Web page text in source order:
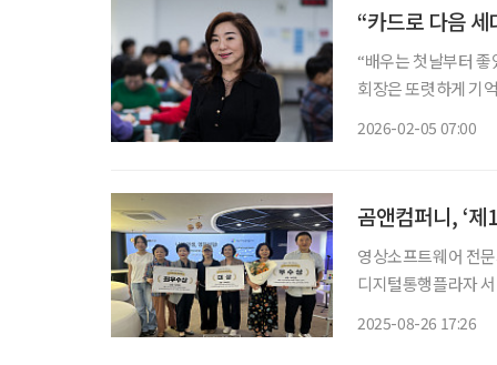
“카드로 다음
“배우는 첫날부터
회장은 또렷하게 기
2026-02-05 07:00
곰앤컴퍼니, ‘제
영상소프트웨어 전
디지털통행플라자 서남캠퍼스에 개최됐
2025-08-26 17:26